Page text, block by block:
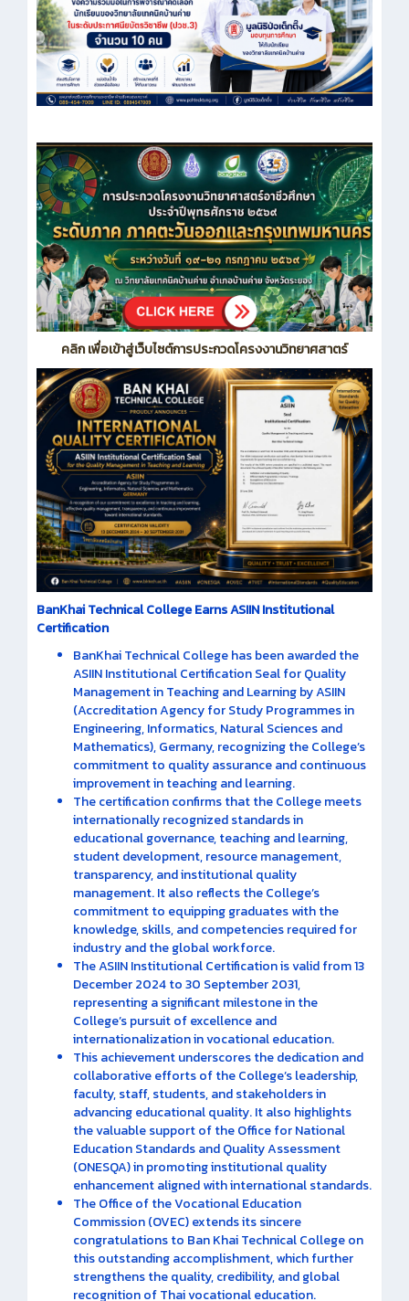
คลิก เพื่อเข้าสู่เว็บไซต์การประกวดโครงงานวิทยาศสาตร์
BanKhai Technical College Earns ASIIN Institutional
Certification
BanKhai Technical College has been awarded the
ASIIN Institutional Certification Seal for Quality
Management in Teaching and Learning by ASIIN
(Accreditation Agency for Study Programmes in
Engineering, Informatics, Natural Sciences and
Mathematics), Germany, recognizing the College’s
commitment to quality assurance and continuous
improvement in teaching and learning.
The certification confirms that the College meets
internationally recognized standards in
educational governance, teaching and learning,
student development, resource management,
transparency, and institutional quality
management. It also reflects the College’s
commitment to equipping graduates with the
knowledge, skills, and competencies required for
industry and the global workforce.
The ASIIN Institutional Certification is valid from 13
December 2024 to 30 September 2031,
representing a significant milestone in the
College’s pursuit of excellence and
internationalization in vocational education.
This achievement underscores the dedication and
collaborative efforts of the College’s leadership,
faculty, staff, students, and stakeholders in
advancing educational quality. It also highlights
the valuable support of the Office for National
Education Standards and Quality Assessment
(ONESQA) in promoting institutional quality
enhancement aligned with international standards.
The Office of the Vocational Education
Commission (OVEC) extends its sincere
congratulations to Ban Khai Technical College on
this outstanding accomplishment, which further
strengthens the quality, credibility, and global
recognition of Thai vocational education.